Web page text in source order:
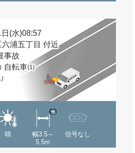
(水)08:57
浦五丁目 付近
事故
自転車(1)
晴
幅3.5～
5.5m
他
信号なし